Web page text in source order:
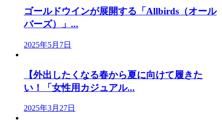
ゴールドウインが展開する「Allbirds（オール
バーズ）」...
2025年5月7日
【外出したくなる春から夏に向けて履きた
い！「女性用カジュアル...
2025年3月27日